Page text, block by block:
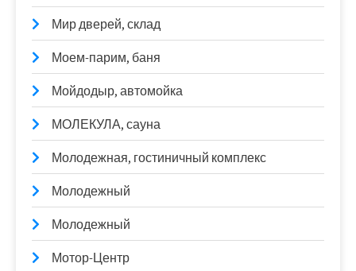
Мир дверей, склад
Моем-парим, баня
Мойдодыр, автомойка
МОЛЕКУЛА, сауна
Молодежная, гостиничный комплекс
Молодежный
Молодежный
Мотор-Центр